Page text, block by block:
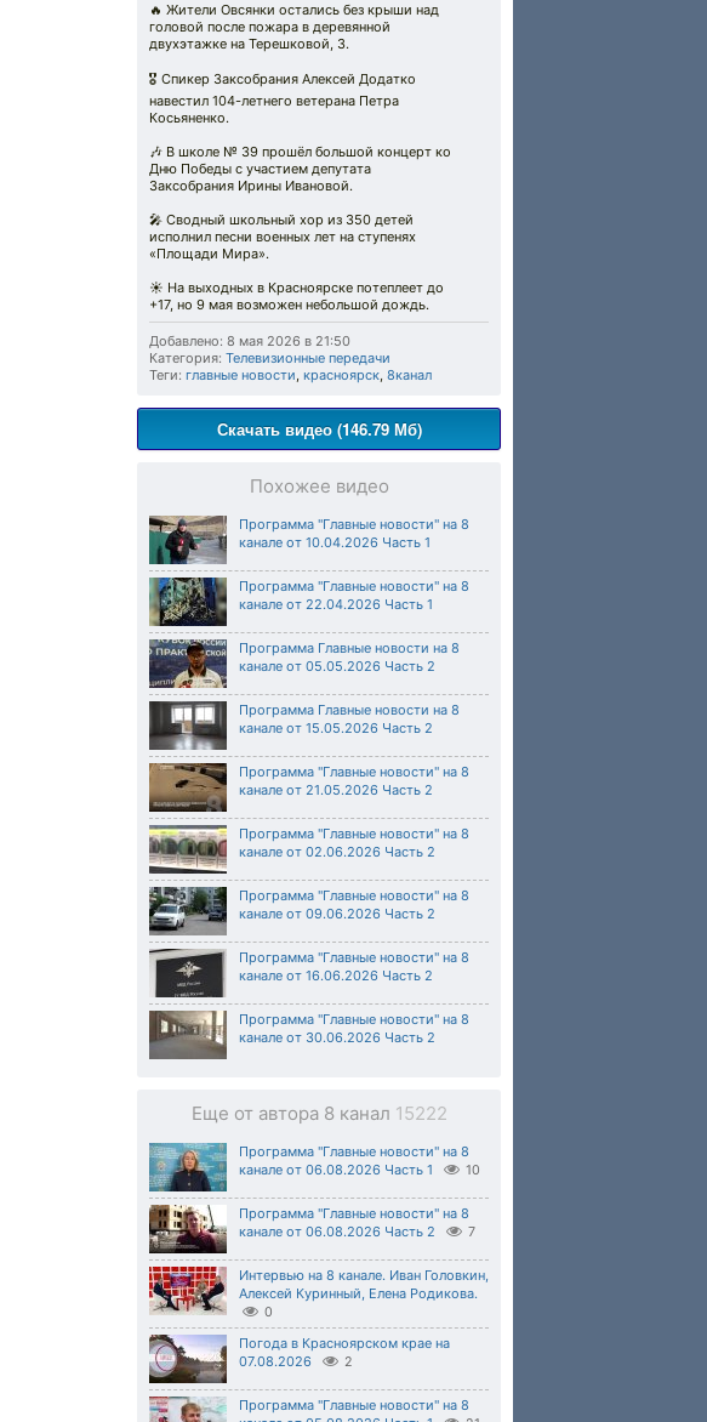
🔥 Жители Овсянки остались без крыши над
головой после пожара в деревянной
двухэтажке на Терешковой, 3.
🎖️ Спикер Заксобрания Алексей Додатко
навестил 104-летнего ветерана Петра
Косьяненко.
🎶 В школе № 39 прошёл большой концерт ко
Дню Победы с участием депутата
Заксобрания Ирины Ивановой.
🎤 Сводный школьный хор из 350 детей
исполнил песни военных лет на ступенях
«Площади Мира».
☀️ На выходных в Красноярске потеплеет до
+17, но 9 мая возможен небольшой дождь.
Добавлено: 8 мая 2026 в 21:50
Категория: Телевизионные передачи
Теги: главные новости, красноярск, 8канал
Скачать видео (146.79 Мб)
Похожее видео
Программа "Главные новости" на 8
канале от 10.04.2026 Часть 1
Программа "Главные новости" на 8
канале от 22.04.2026 Часть 1
Программа Главные новости на 8
канале от 05.05.2026 Часть 2
Программа Главные новости на 8
канале от 15.05.2026 Часть 2
Программа "Главные новости" на 8
канале от 21.05.2026 Часть 2
Программа "Главные новости" на 8
канале от 02.06.2026 Часть 2
Программа "Главные новости" на 8
канале от 09.06.2026 Часть 2
Программа "Главные новости" на 8
канале от 16.06.2026 Часть 2
Программа "Главные новости" на 8
канале от 30.06.2026 Часть 2
Еще от автора 8 канал 15222
Программа "Главные новости" на 8
канале от 06.08.2026 Часть 1
10
Программа "Главные новости" на 8
канале от 06.08.2026 Часть 2
7
Интервью на 8 канале. Иван Головкин,
Алексей Куринный, Елена Родикова.
0
Погода в Красноярском крае на
07.08.2026
2
Программа "Главные новости" на 8